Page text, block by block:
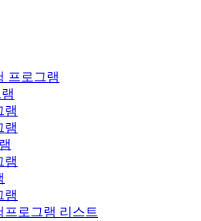
프로그램
램
램
램
램
로그램 리스트